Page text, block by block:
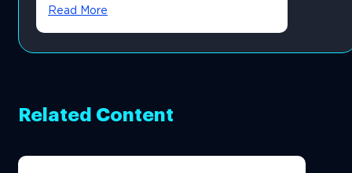
Read More
Related Content